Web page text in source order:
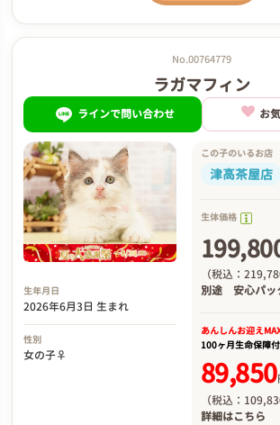
No.00764779
ラガマフィン
ラインで問い合わせ お
生年月日
2026年6月3日 生まれ
性別
女の子♀
この子のいるお店
津高茶屋店
生体価格
（税込：
別途 安心パッ
あんしんお迎え
100ヶ月生命保障付
89,850
（税込：
詳細はこちら